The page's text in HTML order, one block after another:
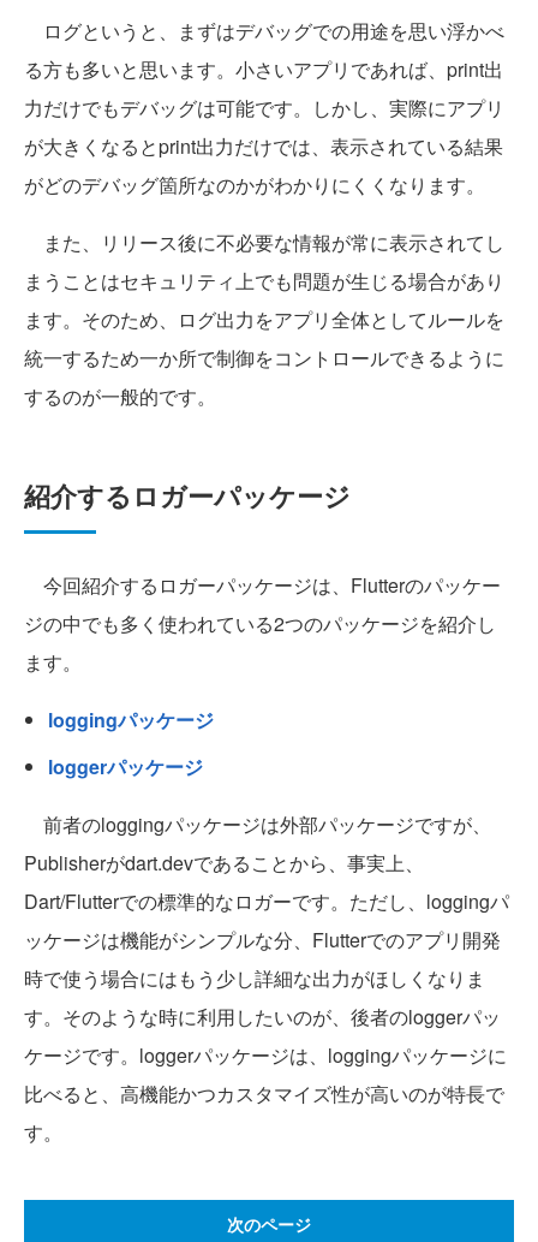
ログというと、まずはデバッグでの用途を思い浮かべ
る方も多いと思います。小さいアプリであれば、print出
力だけでもデバッグは可能です。しかし、実際にアプリ
が大きくなるとprint出力だけでは、表示されている結果
がどのデバッグ箇所なのかがわかりにくくなります。
また、リリース後に不必要な情報が常に表示されてし
まうことはセキュリティ上でも問題が生じる場合があり
ます。そのため、ログ出力をアプリ全体としてルールを
統一するため一か所で制御をコントロールできるように
するのが一般的です。
紹介するロガーパッケージ
今回紹介するロガーパッケージは、Flutterのパッケー
ジの中でも多く使われている2つのパッケージを紹介し
ます。
loggingパッケージ
loggerパッケージ
前者のloggingパッケージは外部パッケージですが、
Publisherがdart.devであることから、事実上、
Dart/Flutterでの標準的なロガーです。ただし、loggingパ
ッケージは機能がシンプルな分、Flutterでのアプリ開発
時で使う場合にはもう少し詳細な出力がほしくなりま
す。そのような時に利用したいのが、後者のloggerパッ
ケージです。loggerパッケージは、loggingパッケージに
比べると、高機能かつカスタマイズ性が高いのが特長で
す。
次のページ